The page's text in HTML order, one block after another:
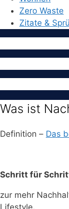
Zero Waste
Zitate &
Was ist
Definition – Das
Schritt für
zur mehr